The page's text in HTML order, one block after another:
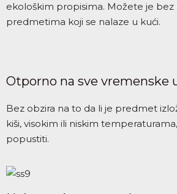
ekološkim propisima. Možete je bez
predmetima koji se nalaze u kući.
Otporno na sve vremenske
Bez obzira na to da li je predmet
kiši, visokim ili niskim
popustiti.